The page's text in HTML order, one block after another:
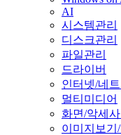
AI
시스템관리
디스크관리
파일관리
드라이버
인터넷/네
멀티미디어
화면/악세사
이미지보기